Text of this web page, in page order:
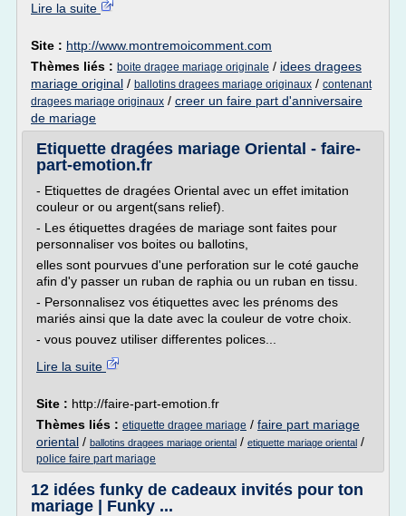
Lire la suite
Site : http://www.montremoicomment.com
Thèmes liés : boite dragee mariage originale / idees dragees
mariage original / ballotins dragees mariage originaux / contenant
dragees mariage originaux / creer un faire part d'anniversaire
de mariage
Etiquette dragées mariage Oriental - faire-
part-emotion.fr
- Etiquettes de dragées Oriental avec un effet imitation
couleur or ou argent(sans relief).
- Les étiquettes dragées de mariage sont faites pour
personnaliser vos boites ou ballotins,
elles sont pourvues d'une perforation sur le coté gauche
afin d'y passer un ruban de raphia ou un ruban en tissu.
- Personnalisez vos étiquettes avec les prénoms des
mariés ainsi que la date avec la couleur de votre choix.
- vous pouvez utiliser differentes polices...
Lire la suite
Site : http://faire-part-emotion.fr
Thèmes liés : etiquette dragee mariage / faire part mariage
oriental / ballotins dragees mariage oriental / etiquette mariage oriental /
police faire part mariage
12 idées funky de cadeaux invités pour ton
mariage | Funky ...